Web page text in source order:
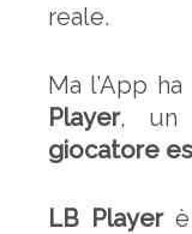
reale.
Ma l’App
Player, un
giocatore
LB Playerè